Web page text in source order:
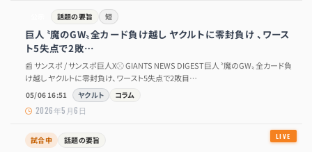
話題の要旨 短
巨人〝魔のGW〟全カード負け越し ヤクルトに零封負け 、ワース
ト5失点で2敗…
📰 サンスポ / サンスポ巨人X⚾ GIANTS NEWS DIGEST巨人〝魔のGW〟全カード負
け越し ヤクルトに零封負け、ワースト5失点で2敗目…
05/06 16:51 ヤクルト コラム
2026年5月6日
試合中 話題の要旨